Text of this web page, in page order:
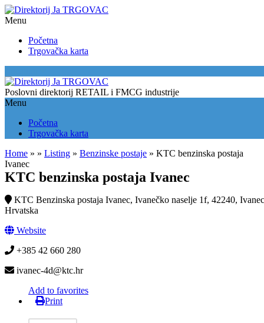
Menu
Početna
Trgovačka karta
Poslovni direktorij RETAIL i FMCG industrije
Menu
Početna
Trgovačka karta
Home » » Listing » Benzinske postaje » KTC benzinska postaja
Ivanec
KTC benzinska postaja Ivanec
KTC Benzinska postaja Ivanec, Ivanečko naselje 1f, 42240,
Hrvatska
Website
+385 42 660 280
ivanec-4d@ktc.hr
Add to favorites
Print